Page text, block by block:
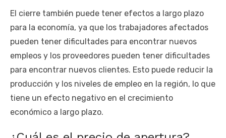
El cierre también puede tener efectos a largo plazo
para la economía, ya que los trabajadores afectados
pueden tener dificultades para encontrar nuevos
empleos y los proveedores pueden tener dificultades
para encontrar nuevos clientes. Esto puede reducir la
producción y los niveles de empleo en la región, lo que
tiene un efecto negativo en el crecimiento
económico a largo plazo.